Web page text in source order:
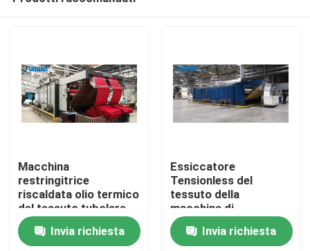
Casa
Chi siamo
Contatti
Macchina
restringitrice
riscaldata olio termico
del tessuto tubolare
Tensionless asciutto
del poliestere della
Invia richiesta
Essiccatore
Tensionless del
tessuto della
macchina di
rilassamento del
tessuto riscaldato gas
Invia richiesta